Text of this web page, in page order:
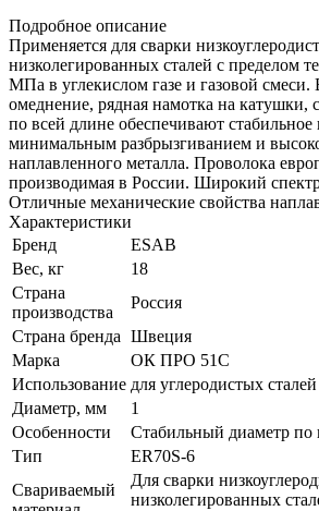
Подробное описание
Применяется для сварки
низколегированных сталей с пределом
МПа в углекислом газе и газовой смеси.
омеднение, рядная намотка на катушки,
по всей длине обеспечивают
минимальным разбрызгиванием и
наплавленного металла. Проволока
производимая в России. Широкий
Отличные механические свойства
Характеристики
Бренд
ESAB
Вес, кг
18
Страна
производства
Россия
Страна бренда Швеция
Марка
ОК ПРО 51С
Использование для углеродистых сталей
Диаметр, мм
1
Особенности
Стабильный диаметр по
Тип
ER70S-6
Свариваемый
Для сварки
низколегированных